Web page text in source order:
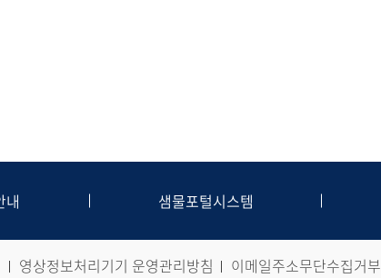
내 샘물포털시스템
영상정보처리기기 운영관리방침 이메일주소무단수집거부